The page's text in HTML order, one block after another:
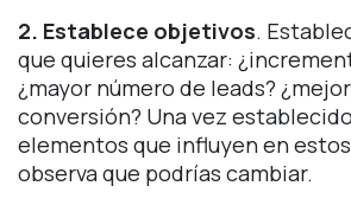
2. Establece objetivos.
que quieres alcanzar:
¿mayor número de leads?
conversión? Una vez
elementos que influyen en
observa que podrías cambiar.